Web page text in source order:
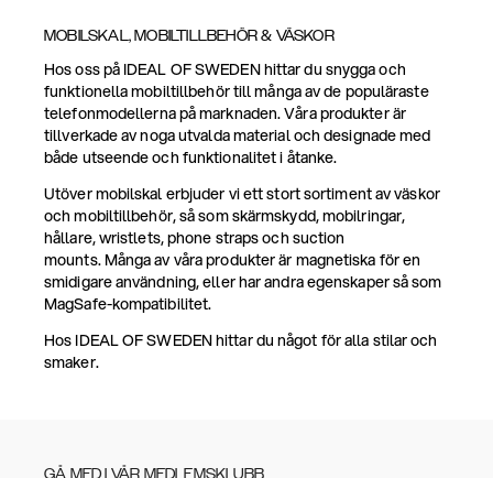
MOBILSKAL, MOBILTILLBEHÖR & VÄSKOR
Hos oss på IDEAL OF SWEDEN hittar du snygga och
funktionella mobiltillbehör till många av de populäraste
telefonmodellerna på marknaden. Våra produkter är
tillverkade av noga utvalda material och designade med
både utseende och funktionalitet i åtanke.
Utöver mobilskal erbjuder vi ett stort sortiment av väskor
och mobiltillbehör, så som skärmskydd, mobilringar,
hållare, wristlets, phone straps och suction
mounts. Många av våra produkter är magnetiska för en
smidigare användning, eller har andra egenskaper så som
MagSafe-kompatibilitet.
Hos IDEAL OF SWEDEN hittar du något för alla stilar och
smaker.
GÅ MED I VÅR MEDLEMSKLUBB